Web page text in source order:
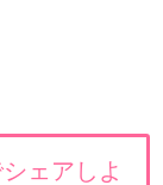
ェアしよ